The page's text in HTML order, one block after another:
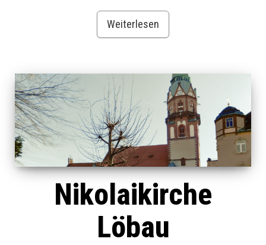
Weiterlesen
Nikolaikirche
Löbau